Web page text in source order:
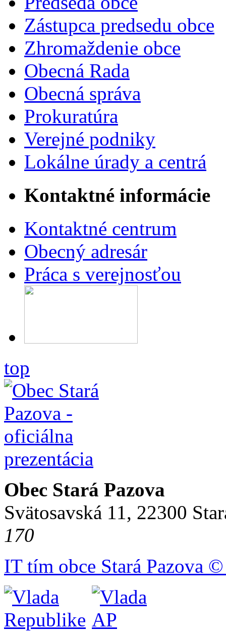
Zástupca predsedu obce
Zhromaždenie obce
Obecná Rada
Obecná správa
Prokuratúra
Verejné podniky
Lokálne úrady a centrá
Kontaktné informácie
Kontaktné centrum
Obecný adresár
Práca s verejnosťou
top
Obec Stará Pazova
Svätosavská 11, 22300
170
IT tím obce Stará Pazova